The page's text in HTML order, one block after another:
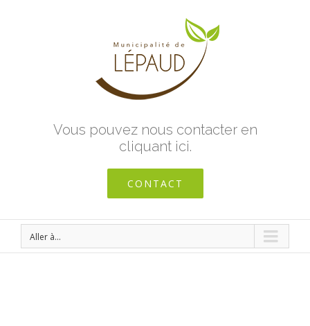
Vous pouvez nous contacter en
cliquant ici.
CONTACT
Aller à...